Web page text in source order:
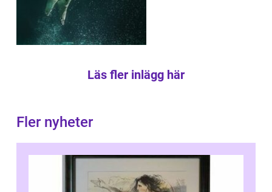
Läs fler inlägg här
Fler nyheter